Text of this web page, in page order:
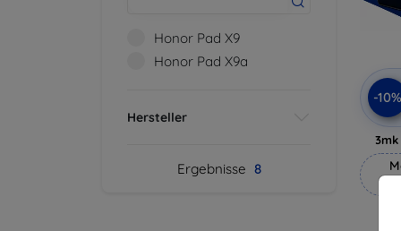
Honor Pad X9
Honor Pad X9a
Hersteller
Ergebnisse 8
-10%